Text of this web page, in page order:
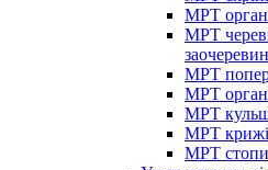
МРТ
МРТ
МРТ
МРТ
МРТ
МРТ
МРТ стопи